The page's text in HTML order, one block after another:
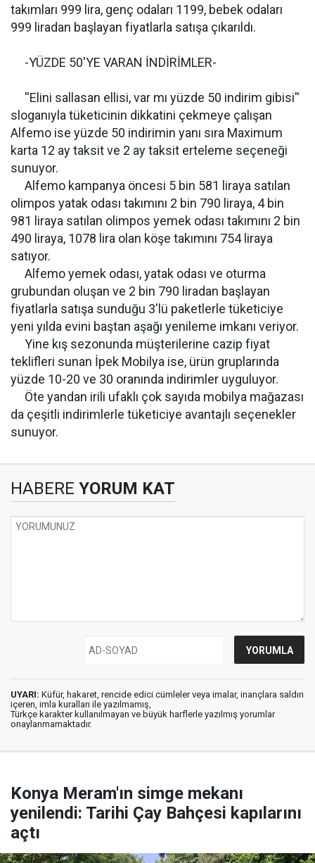
takımları 999 lira, genç odaları 1199, bebek odaları
999 liradan başlayan fiyatlarla satışa çıkarıldı.
-YÜZDE 50'YE VARAN İNDİRİMLER-
''Elini sallasan ellisi, var mı yüzde 50 indirim gibisi''
sloganıyla tüketicinin dikkatini çekmeye çalışan
Alfemo ise yüzde 50 indirimin yanı sıra Maximum
karta 12 ay taksit ve 2 ay taksit erteleme seçeneği
sunuyor.
Alfemo kampanya öncesi 5 bin 581 liraya satılan
olimpos yatak odası takımını 2 bin 790 liraya, 4 bin
981 liraya satılan olimpos yemek odası takımını 2 bin
490 liraya, 1078 lira olan köşe takımını 754 liraya
satıyor.
Alfemo yemek odası, yatak odası ve oturma
grubundan oluşan ve 2 bin 790 liradan başlayan
fiyatlarla satışa sunduğu 3'lü paketlerle tüketiciye
yeni yılda evini baştan aşağı yenileme imkanı veriyor.
Yine kış sezonunda müşterilerine cazip fiyat
teklifleri sunan İpek Mobilya ise, ürün gruplarında
yüzde 10-20 ve 30 oranında indirimler uyguluyor.
Öte yandan irili ufaklı çok sayıda mobilya mağazası
da çeşitli indirimlerle tüketiciye avantajlı seçenekler
sunuyor.
HABERE YORUM KAT
UYARI: Küfür, hakaret, rencide edici cümleler veya imalar, inançlara saldırı
içeren, imla kuralları ile yazılmamış,
Türkçe karakter kullanılmayan ve büyük harflerle yazılmış yorumlar
onaylanmamaktadır.
Konya Meram'ın simge mekanı
yenilendi: Tarihi Çay Bahçesi kapılarını
açtı